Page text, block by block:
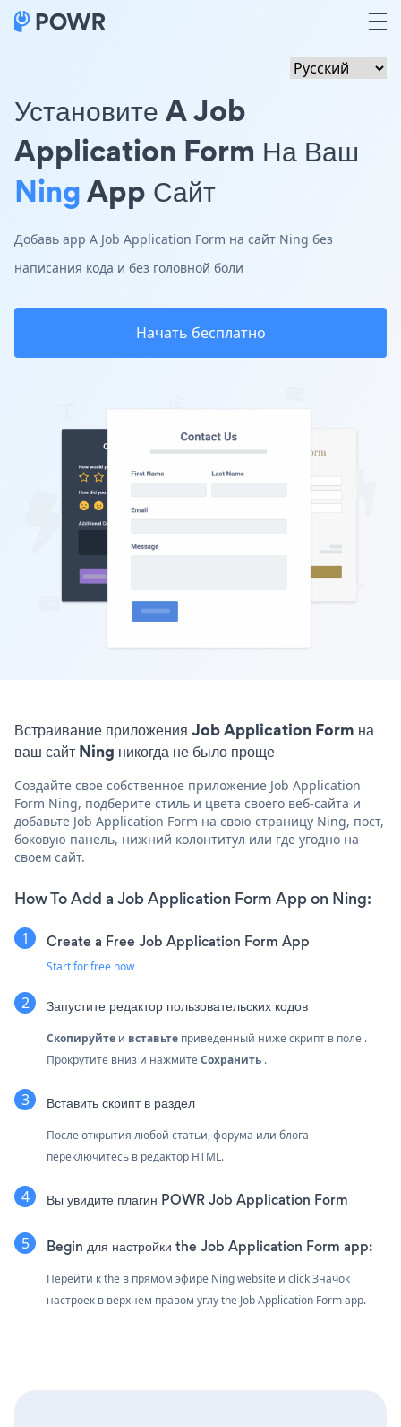
Установите A Job
Application Form На Ваш
NingApp Сайт
Добавь app A Job Application Form на сайт Ning без
написания кода и без головной боли
Начать бесплатно
Встраивание приложения Job Application Form на
ваш сайт Ning никогда не было проще
Создайте свое собственное приложение Job Application
Form Ning, подберите стиль и цвета своего веб-сайта и
добавьте Job Application Form на свою страницу Ning, пост,
боковую панель, нижний колонтитул или где угодно на
своем сайт.
How To Add a Job Application Form App on Ning:
Create a Free Job Application Form App
Start for free now
Запустите редактор пользовательских кодов
Скопируйте и вставьте приведенный ниже скрипт в поле .
Прокрутите вниз и нажмитеСохранить .
Вставить скрипт в раздел
После открытия любой статьи, форума или блога
переключитесь в редактор HTML.
Вы увидите плагин POWR Job Application Form
Begin для настройки the Job Application Form app:
Перейти к the в прямом эфире Ning website и click Значок
настроек в верхнем правом углу the Job Application Form app.